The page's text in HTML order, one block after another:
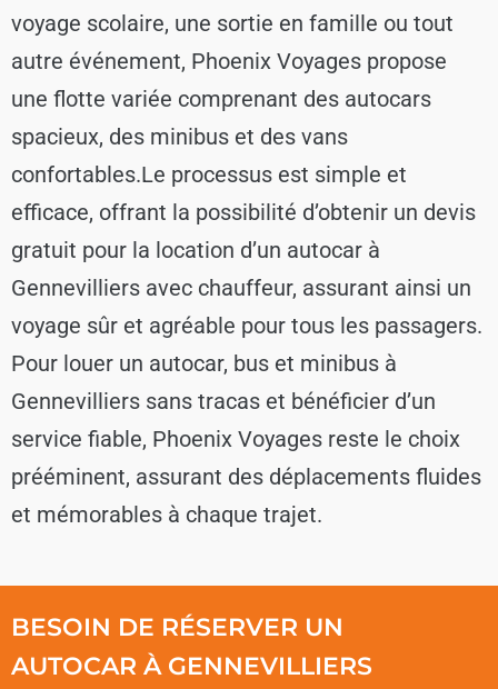
voyage scolaire, une sortie en famille ou tout
autre événement, Phoenix Voyages propose
une flotte variée comprenant des autocars
spacieux, des minibus et des vans
confortables.Le processus est simple et
efficace, offrant la possibilité d’obtenir un devis
gratuit pour la location d’un autocar à
Gennevilliers avec chauffeur, assurant ainsi un
voyage sûr et agréable pour tous les passagers.
Pour louer un autocar, bus et minibus à
Gennevilliers sans tracas et bénéficier d’un
service fiable, Phoenix Voyages reste le choix
prééminent, assurant des déplacements fluides
et mémorables à chaque trajet.
BESOIN DE RÉSERVER UN
AUTOCAR À GENNEVILLIERS